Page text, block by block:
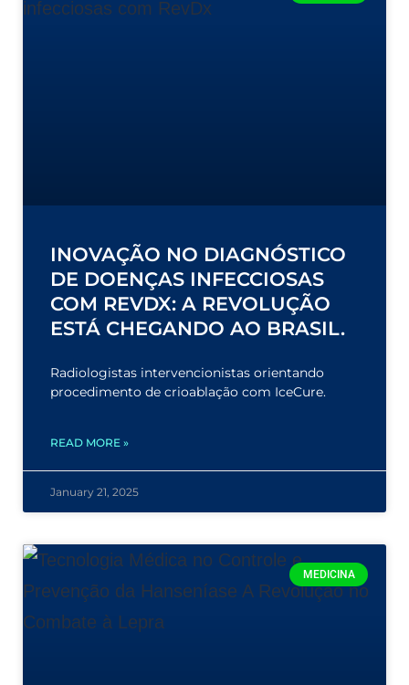
INOVAÇÃO NO DIAGNÓSTICO
DE DOENÇAS INFECCIOSAS
COM REVDX: A REVOLUÇÃO
ESTÁ CHEGANDO AO BRASIL.
Radiologistas intervencionistas orientando
procedimento de crioablação com IceCure.
READ MORE »
January 21, 2025
MEDICINA